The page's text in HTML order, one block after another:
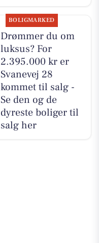
BOLIGMARKED
Drømmer du om
luksus? For
2.395.000 kr er
Svanevej 28
kommet til salg -
Se den og de
dyreste boliger til
salg her